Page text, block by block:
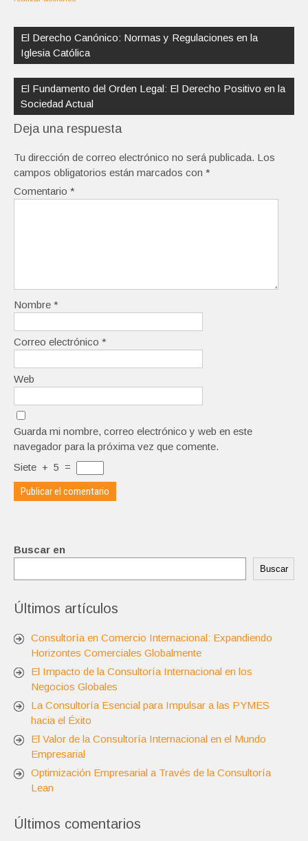
de
entradas
El Derecho Canónico: Normas y Regulaciones en la
Iglesia Católica
El Fundamento del Orden Legal: El Derecho Positivo en la
Sociedad Actual
Deja una respuesta
Tu dirección de correo electrónico no será publicada. Los
campos obligatorios están marcados con *
Comentario *
Nombre *
Correo electrónico *
Web
Guarda mi nombre, correo electrónico y web en este
navegador para la próxima vez que comente.
Siete + 5 =
Buscar en
Buscar
Últimos artículos
Consultoría en Comercio Internacional: Expandiendo
Horizontes Comerciales Globalmente
El Impacto de la Consultoría Internacional en los
Negocios Globales
La Consultoría Esencial para Impulsar a las PYMES
hacia el Éxito
El Valor de la Consultoría Internacional en el Mundo
Empresarial
Optimización Empresarial a Través de la Consultoría
Lean
Últimos comentarios